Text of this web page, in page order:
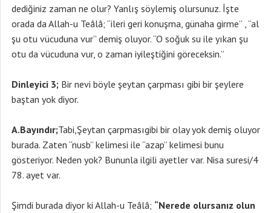
dediğiniz zaman ne olur? Yanlış söylemiş olursunuz. İşte
orada da Allah-u Teâlâ; “ileri geri konuşma, günaha girme” , “al
şu otu vücuduna vur” demiş oluyor. “O soğuk su ile yıkan şu
otu da vücuduna vur, o zaman iyileştiğini göreceksin.”
Dinleyici 3; Bir nevi böyle şeytan çarpması gibi bir şeylere
baştan yok diyor.
A.Bayındır;Tabi,Şeytan çarpmasıgibi bir olay yok demiş oluyor
burada. Zaten “nusb” kelimesi ile “azap” kelimesi bunu
gösteriyor. Neden yok? Bununla ilgili ayetler var. Nisa suresi/4
78. ayet var.
Şimdi burada diyor ki Allah-u Teâlâ; “Nerede olursanız olun